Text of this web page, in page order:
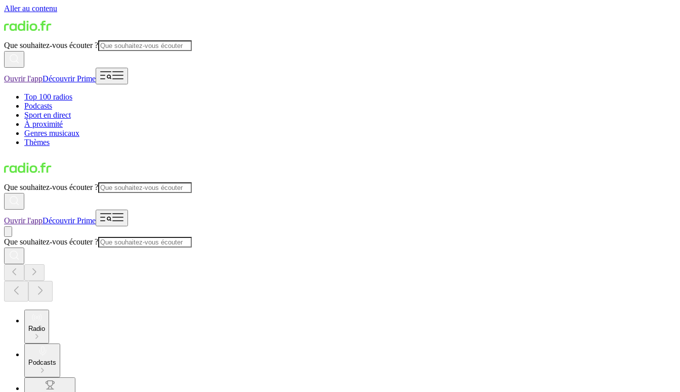
Aller au contenu
Que souhaitez-vous écouter ?
Ouvrir l'appDécouvrir Prime
Top 100 radios
Podcasts
Sport en direct
À proximité
Genres musicaux
Thèmes
Que souhaitez-vous écouter ?
Ouvrir l'appDécouvrir Prime
Que souhaitez-vous écouter ?
Radio
Podcasts